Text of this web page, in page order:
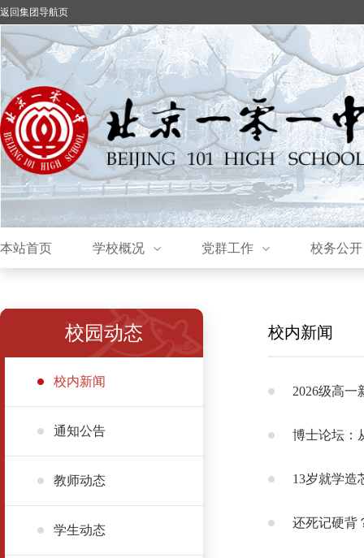
返回集团导航页
本站首页 学校概况 党群工作 校务公开
校园动态
校内新闻
通知公告
教师动态
学生动态
校内新闻
2026级高一
博士论坛：
13岁就学造
还死记硬背